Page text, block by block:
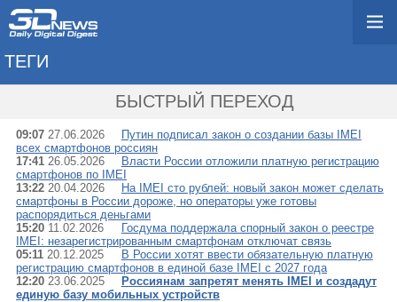
ТЕГИ
БЫСТРЫЙ ПЕРЕХОД
09:07 27.06.2026
Путин подписал закон о создании базы IMEI
всех смартфонов россиян
17:41 26.05.2026
Власти России отложили платную регистрацию
смартфонов по IMEI
13:22 20.04.2026
На IMEI сто рублей: новый закон может сделать
смартфоны в России дороже, но операторы уже готовы
распорядиться деньгами
15:20 11.02.2026
Госдума поддержала спорный закон о реестре
IMEI: незарегистрированным смартфонам отключат связь
05:11 20.12.2025
В России хотят ввести обязательную платную
регистрацию смартфонов в единой базе IMEI с 2027 года
12:20 23.06.2025
Россиянам запретят менять IMEI и создадут
единую базу мобильных устройств